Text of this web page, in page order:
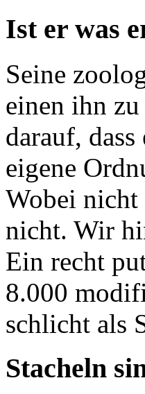
Ist er was
Seine
einen ihn
darauf,
eigene
Wobei nicht
nicht. Wir
Ein recht
8.000
schlicht als
Stacheln